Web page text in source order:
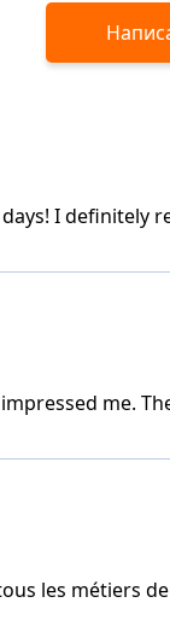
I definitely
me.
les métiers